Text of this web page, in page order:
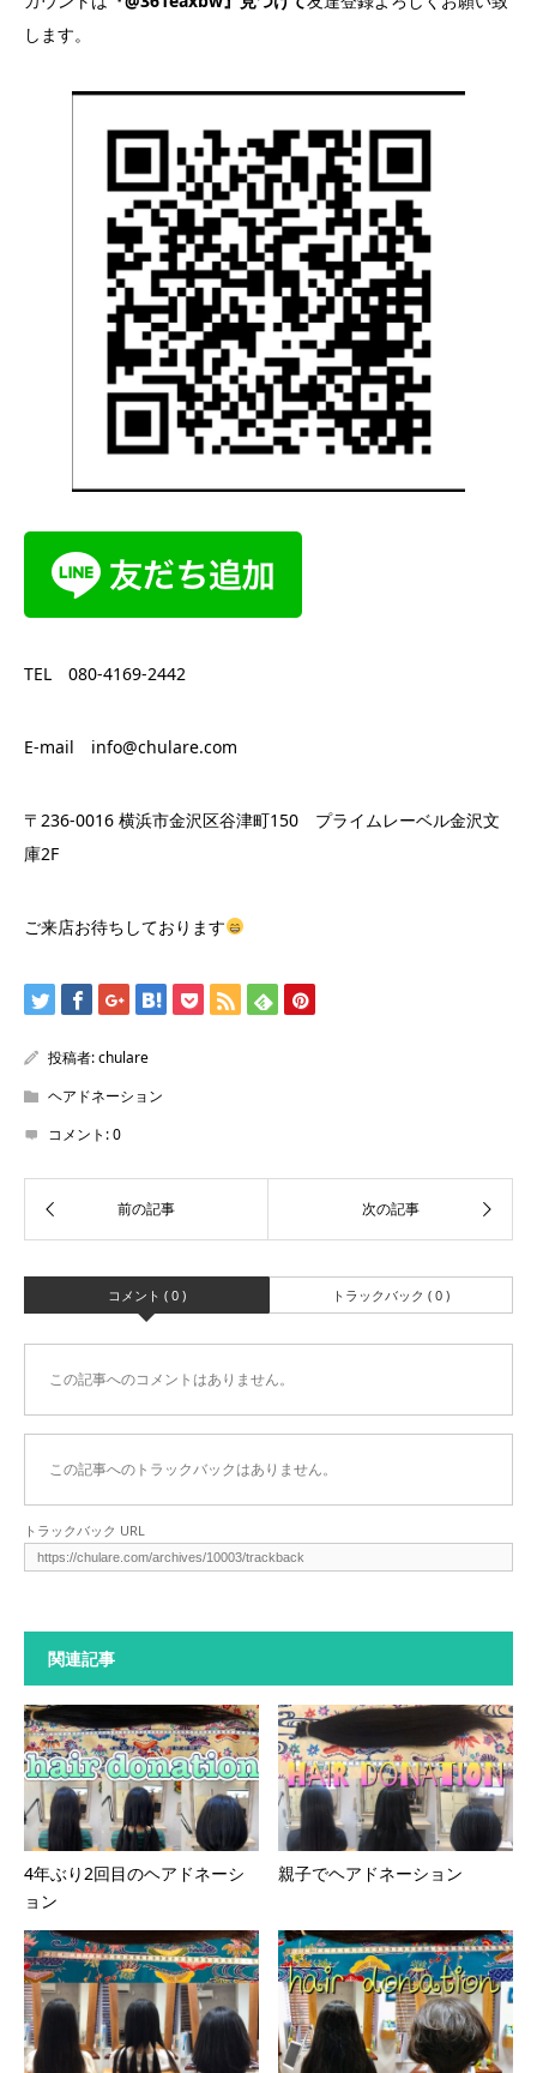
します。
TEL 080-4169-2442
E-mail info@chulare.com
〒236-0016 横浜市金沢区谷津町150 プライムレーベル金沢文
庫2F
ご来店お待ちしております
投稿者:chulare
ヘアドネーション
コメント:0
コメント ( 0 ) トラックバック ( 0 )
この記事へのコメントはありません。
この記事へのトラックバックはありません。
トラックバック URL
関連記事
4年ぶり2回目のヘアドネーシ
ョン
親子でヘアドネーション